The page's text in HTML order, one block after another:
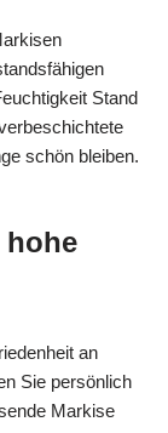
Stand
schön bleiben.
hohe
an
Sie persönlich
Markise